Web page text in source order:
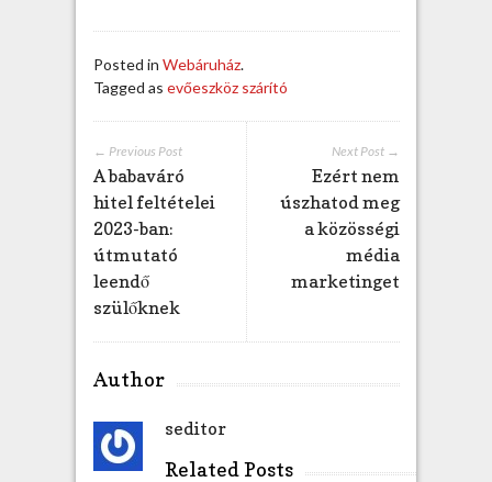
ö
z
s
á
z
s
e
Posted in Webáruház.
Tagged as evőeszköz szárító
Next Post →
Ezért nem
úszhatod meg
a közösségi
média
marketinget
← Previous Post
A babaváró
hitel feltételei
2023-ban:
útmutató
leendő
szülőknek
Author
seditor
Related Posts